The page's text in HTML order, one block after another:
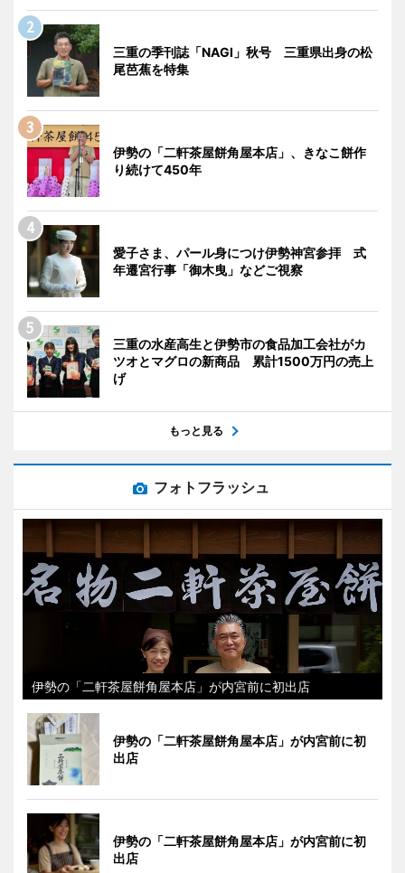
三重の季刊誌「NAGI」秋号 三重県出身の松
尾芭蕉を特集
伊勢の「二軒茶屋餅角屋本店」、きなこ餅作
り続けて450年
愛子さま、パール身につけ伊勢神宮参拝 式
年遷宮行事「御木曳」などご視察
三重の水産高生と伊勢市の食品加工会社がカ
ツオとマグロの新商品 累計1500万円の売上
げ
もっと見る
フォトフラッシュ
伊勢の「二軒茶屋餅角屋本店」が内宮前に初出店
伊勢の「二軒茶屋餅角屋本店」が内宮前に初
出店
伊勢の「二軒茶屋餅角屋本店」が内宮前に初
出店